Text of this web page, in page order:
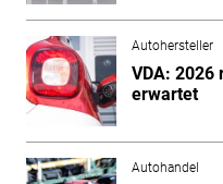
Autohersteller
VDA: 2026
erwartet
Autohandel